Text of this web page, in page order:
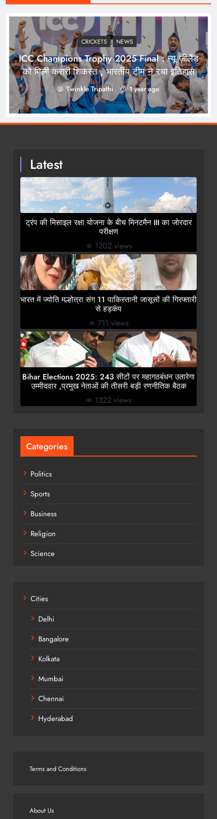
CRICKETS NEWS
ICC Champions Trophy 2025 Final : न्यू ज़ीलैंड
को मिली करारी शिकस्त , भारतीय टीम ने रचा इतिहास
Twinkle Tripathi 1 year ago
Latest
ट्रंप की मिसाइल रक्षा योजना के बीच मिनटमैन III का जोरदार
परीक्षण
1202 views
भारत में ज्योति मल्होत्रा संग 11 पाकिस्तानी जासूसों की गिरफ्तारी
से हड़कंप
711 views
Bihar Elections 2025: 243 सीटों पर महागठबंधन उतारेगा
उम्मीदवार ,प्रमुख नेताओं की तीसरी बड़ी रणनीतिक बैठक
1322 views
Categories
Politics
Sports
Business
Religion
Science
Cities
Delhi
Bangalore
Kolkata
Mumbai
Chennai
Hyderabad
Terms and Conditions
About Us